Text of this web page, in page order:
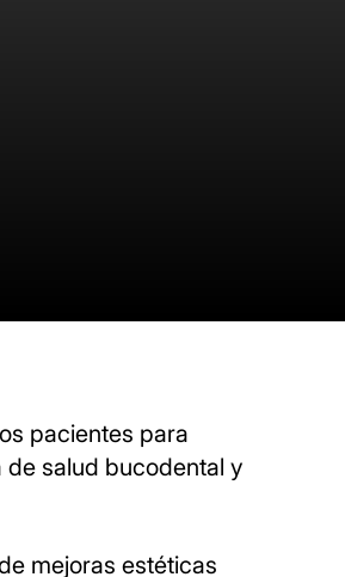
pacientes para
de salud bucodental y
mejoras estéticas